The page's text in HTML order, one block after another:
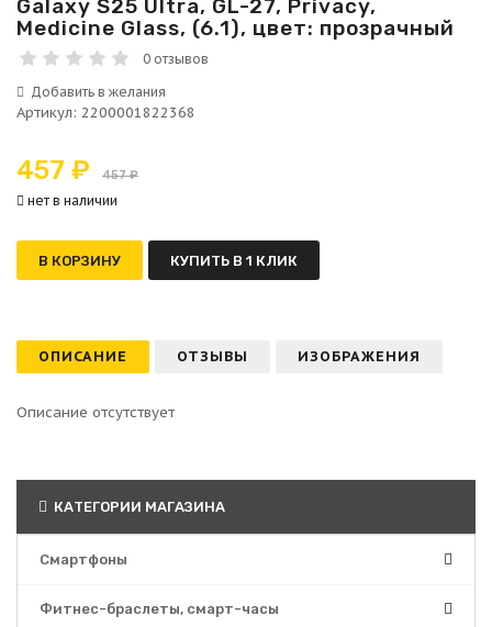
Galaxy S25 Ultra, GL-27, Privacy,
Medicine Glass, (6.1), цвет: прозрачный
0 отзывов
Артикул: 2200001822368
457 ₽ 457 ₽
нет в наличии
В КОРЗИНУ КУПИТЬ В 1 КЛИК
ОПИСАНИЕ ОТЗЫВЫ ИЗОБРАЖЕНИЯ
Описание отсутствует
КАТЕГОРИИ МАГАЗИНА
Смартфоны
Фитнес-браслеты, смарт-часы